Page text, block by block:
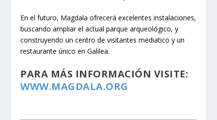
En el futuro, Magdala ofrecerá excelentes instalaciones,
buscando ampliar el actual parque arqueológico, y
construyendo un centro de visitantes mediatico y un
restaurante único en Galilea.​
PARA MÁS INFORMACIÓN VISITE:
WWW.MAGDALA.ORG